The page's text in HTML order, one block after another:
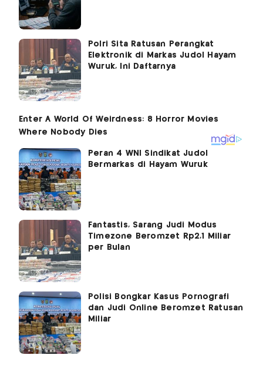
Polri Sita Ratusan Perangkat
Elektronik di Markas Judol Hayam
Wuruk, Ini Daftarnya
Peran 4 WNI Sindikat Judol
Bermarkas di Hayam Wuruk
Fantastis, Sarang Judi Modus
Timezone Beromzet Rp2,1 Miliar
per Bulan
Polisi Bongkar Kasus Pornografi
dan Judi Online Beromzet Ratusan
Miliar